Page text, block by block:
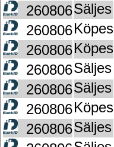
260806Säljes
260806Köpes
260806Köpes
260806Säljes
260806Säljes
260806Köpes
260806Säljes